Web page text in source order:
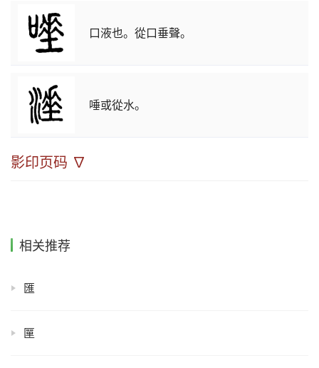
口液也。從口垂聲。
唾或從水。
影印页码 ∇
相关推荐
匯
匰